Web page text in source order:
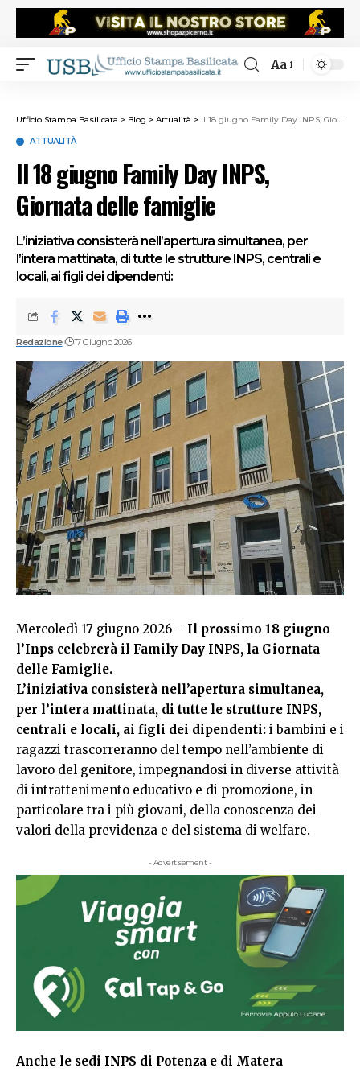
Aa
Ufficio Stampa Basilicata > Blog > Attualità > Il 18 giugno Family Day INPS, Giornata delle famiglie
ATTUALITÀ
Il 18 giugno Family Day INPS,
Giornata delle famiglie
L’iniziativa consisterà nell’apertura simultanea, per
l’intera mattinata, di tutte le strutture INPS, centrali e
locali, ai figli dei dipendenti:
Redazione 17 Giugno 2026
Mercoledì 17 giugno 2026 – Il prossimo 18 giugno
l’Inps celebrerà il Family Day INPS, la Giornata
delle Famiglie.
L’iniziativa consisterà nell’apertura simultanea,
per l’intera mattinata, di tutte le strutture INPS,
centrali e locali, ai figli dei dipendenti: i bambini e i
ragazzi trascorreranno del tempo nell’ambiente di
lavoro del genitore, impegnandosi in diverse attività
di intrattenimento educativo e di promozione, in
particolare tra i più giovani, della conoscenza dei
valori della previdenza e del sistema di welfare.
- Advertisement -
Anche le sedi INPS di Potenza e di Matera